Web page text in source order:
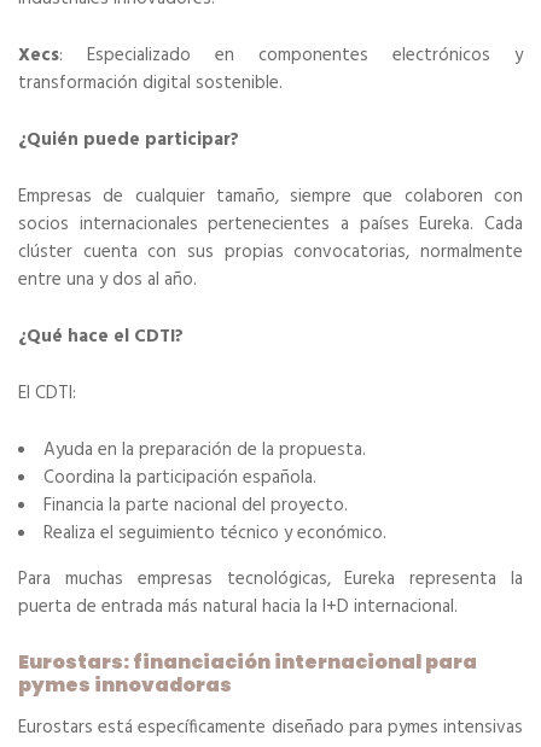
Xecs: Especializado en componentes electrónicos y
transformación digital sostenible.
¿Quién puede participar?
Empresas de cualquier tamaño, siempre que colaboren con
socios internacionales pertenecientes a países Eureka. Cada
clúster cuenta con sus propias convocatorias, normalmente
entre una y dos al año.
¿Qué hace el CDTI?
El CDTI:
Ayuda en la preparación de la propuesta.
Coordina la participación española.
Financia la parte nacional del proyecto.
Realiza el seguimiento técnico y económico.
Para muchas empresas tecnológicas, Eureka representa la
puerta de entrada más natural hacia la I+D internacional.
Eurostars: financiación internacional para
pymes innovadoras
Eurostars está específicamente diseñado para pymes intensivas